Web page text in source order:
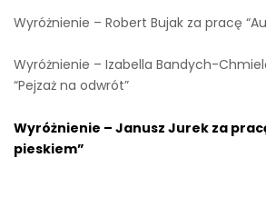
Wyróżnienie – Robert Bujak za pracę
Wyróżnienie – Izabella Bandych-
“Pejzaż na odwrót”
Wyróżnienie – Janusz Jurek za
pieskiem”